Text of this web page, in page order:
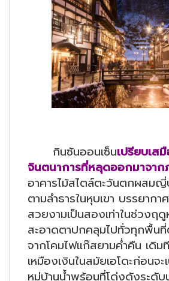
กินซันออนเซ็นเปรียบเส
จินตนาการที่หลุดออกมาจาก
อาคารไม้สไตล์ตะวันตกผสมญี่
ตามลำธารในหุบเขา บรรยากา
สวยงามเป็นสองเท่าในช่วงฤ
สะอาดตาปกคลุมไปทั่วทุกพื้น
จากโคมไฟแก๊สยามค่ำคืน เดิม
เหมืองเงินในสมัยเอโดะก่อนจะ
หมู่บ้านน้ำพุร้อนที่โด่งดังระดับ